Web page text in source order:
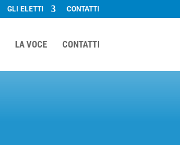
GLI ELETTI CONTATTI
LA VOCE CONTATTI